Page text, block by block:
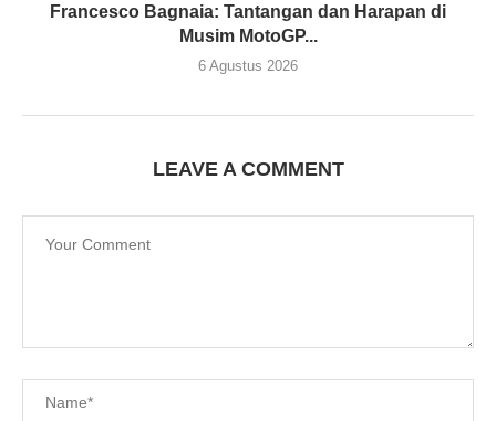
Francesco Bagnaia: Tantangan dan Harapan di
Musim MotoGP...
6 Agustus 2026
LEAVE A COMMENT